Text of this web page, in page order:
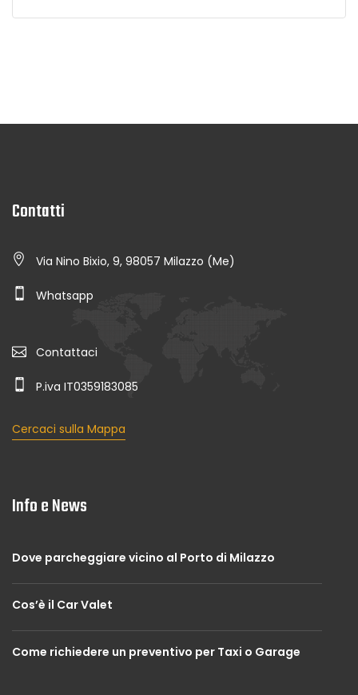
Contatti
Via Nino Bixio, 9, 98057 Milazzo (Me)
Whatsapp
Contattaci
P.iva IT0359183085
Cercaci sulla Mappa
Info e News
Dove parcheggiare vicino al Porto di Milazzo
Cos’è il Car Valet
Come richiedere un preventivo per Taxi o Garage